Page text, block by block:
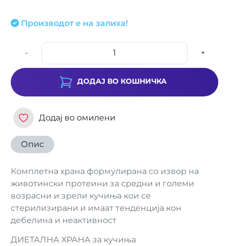
Производот е на залиха!
- +
ДОДАЈ ВО КОШНИЧКА
Додај во омилени
Опис
Комплетна храна формулирана со извор на
животински протеини за средни и големи
возрасни и зрели кучиња кои се
стерилизирани и имаат тенденција кон
дебелина и неактивност
ДИЕТАЛНА ХРАНА за кучиња